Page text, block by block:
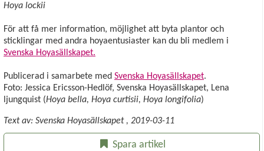
Hoya lockii
För att få mer information, möjlighet att byta plantor och
sticklingar med andra hoyaentusiaster kan du bli medlem i
Svenska Hoyasällskapet.
Publicerad i samarbete med Svenska Hoyasällskapet.
Foto: Jessica Ericsson-Hedlöf, Svenska Hoyasällskapet, Lena
ljungquist (Hoya bella, Hoya curtisii, Hoya longifolia)
Text av: Svenska Hoyasällskapet , 2019-03-11
Spara artikel